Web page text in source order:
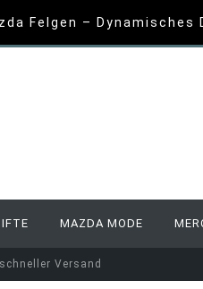
Felgen –
MAZDA MODE
schneller Versand